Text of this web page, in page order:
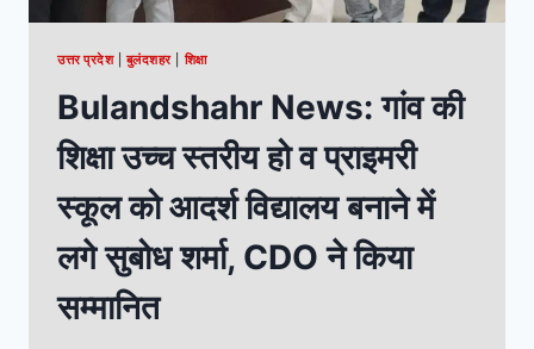
उत्तर प्रदेश|बुलंदशहर|शिक्षा
Bulandshahr News: गांव की
शिक्षा उच्च स्तरीय हो व प्राइमरी
स्कूल को आदर्श विद्यालय बनाने में
लगे सुबोध शर्मा, CDO ने किया
सम्मानित